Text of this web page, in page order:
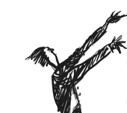
СТАТЬ
ПОДЕЛИТЬСЯ С
Если у вас есть вопросы, пишите
звоните:
+7 (929) 612-03-68